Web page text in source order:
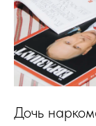
Дочь